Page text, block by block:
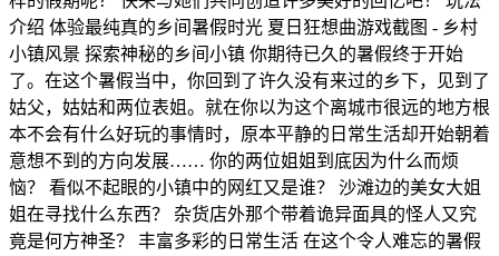
介绍 体验最纯真的乡间暑假时光 夏日狂想曲游戏截图 - 乡村
小镇风景 探索神秘的乡间小镇 你期待已久的暑假终于开始
了。在这个暑假当中，你回到了许久没有来过的乡下，见到了
姑父，姑姑和两位表姐。就在你以为这个离城市很远的地方根
本不会有什么好玩的事情时，原本平静的日常生活却开始朝着
意想不到的方向发展…… 你的两位姐姐到底因为什么而烦
恼？ 看似不起眼的小镇中的网红又是谁？ 沙滩边的美女大姐
姐在寻找什么东西？ 杂货店外那个带着诡异面具的怪人又究
竟是何方神圣？ 丰富多彩的日常生活 在这个令人难忘的暑假